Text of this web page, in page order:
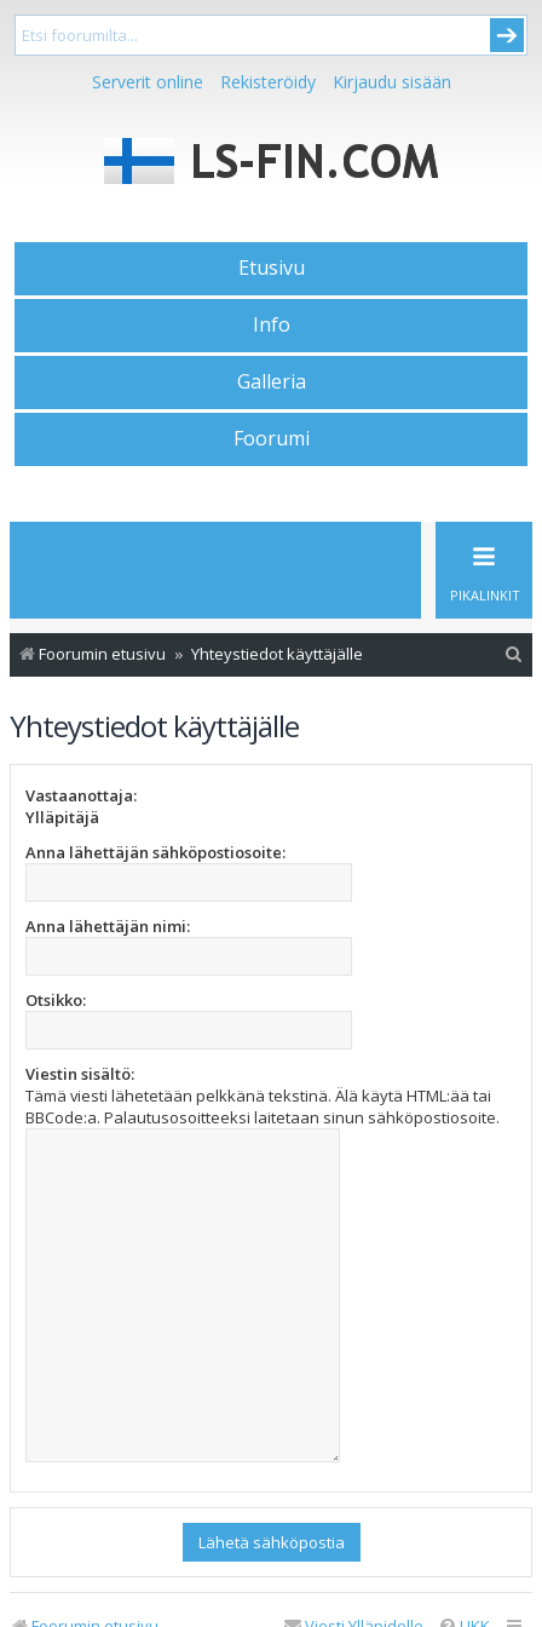
Serverit online Rekisteröidy Kirjaudu sisään
Etusivu
Info
Galleria
Foorumi
PIKALINKIT
Foorumin etusivu Yhteystiedot käyttäjälle
Yhteystiedot käyttäjälle
Vastaanottaja:
Ylläpitäjä
Anna lähettäjän sähköpostiosoite:
Anna lähettäjän nimi:
Otsikko:
Viestin sisältö:
Tämä viesti lähetetään pelkkänä tekstinä. Älä käytä HTML:ää tai
BBCode:a. Palautusosoitteeksi laitetaan sinun sähköpostiosoite.